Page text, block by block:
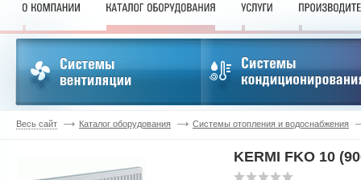
Весь сайт Каталог оборудования Системы отопления и водоснабжения
KERMI FKO 10